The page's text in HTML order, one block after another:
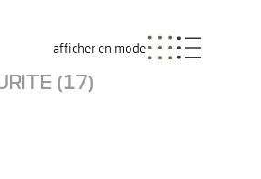
afficher en mode
(17)